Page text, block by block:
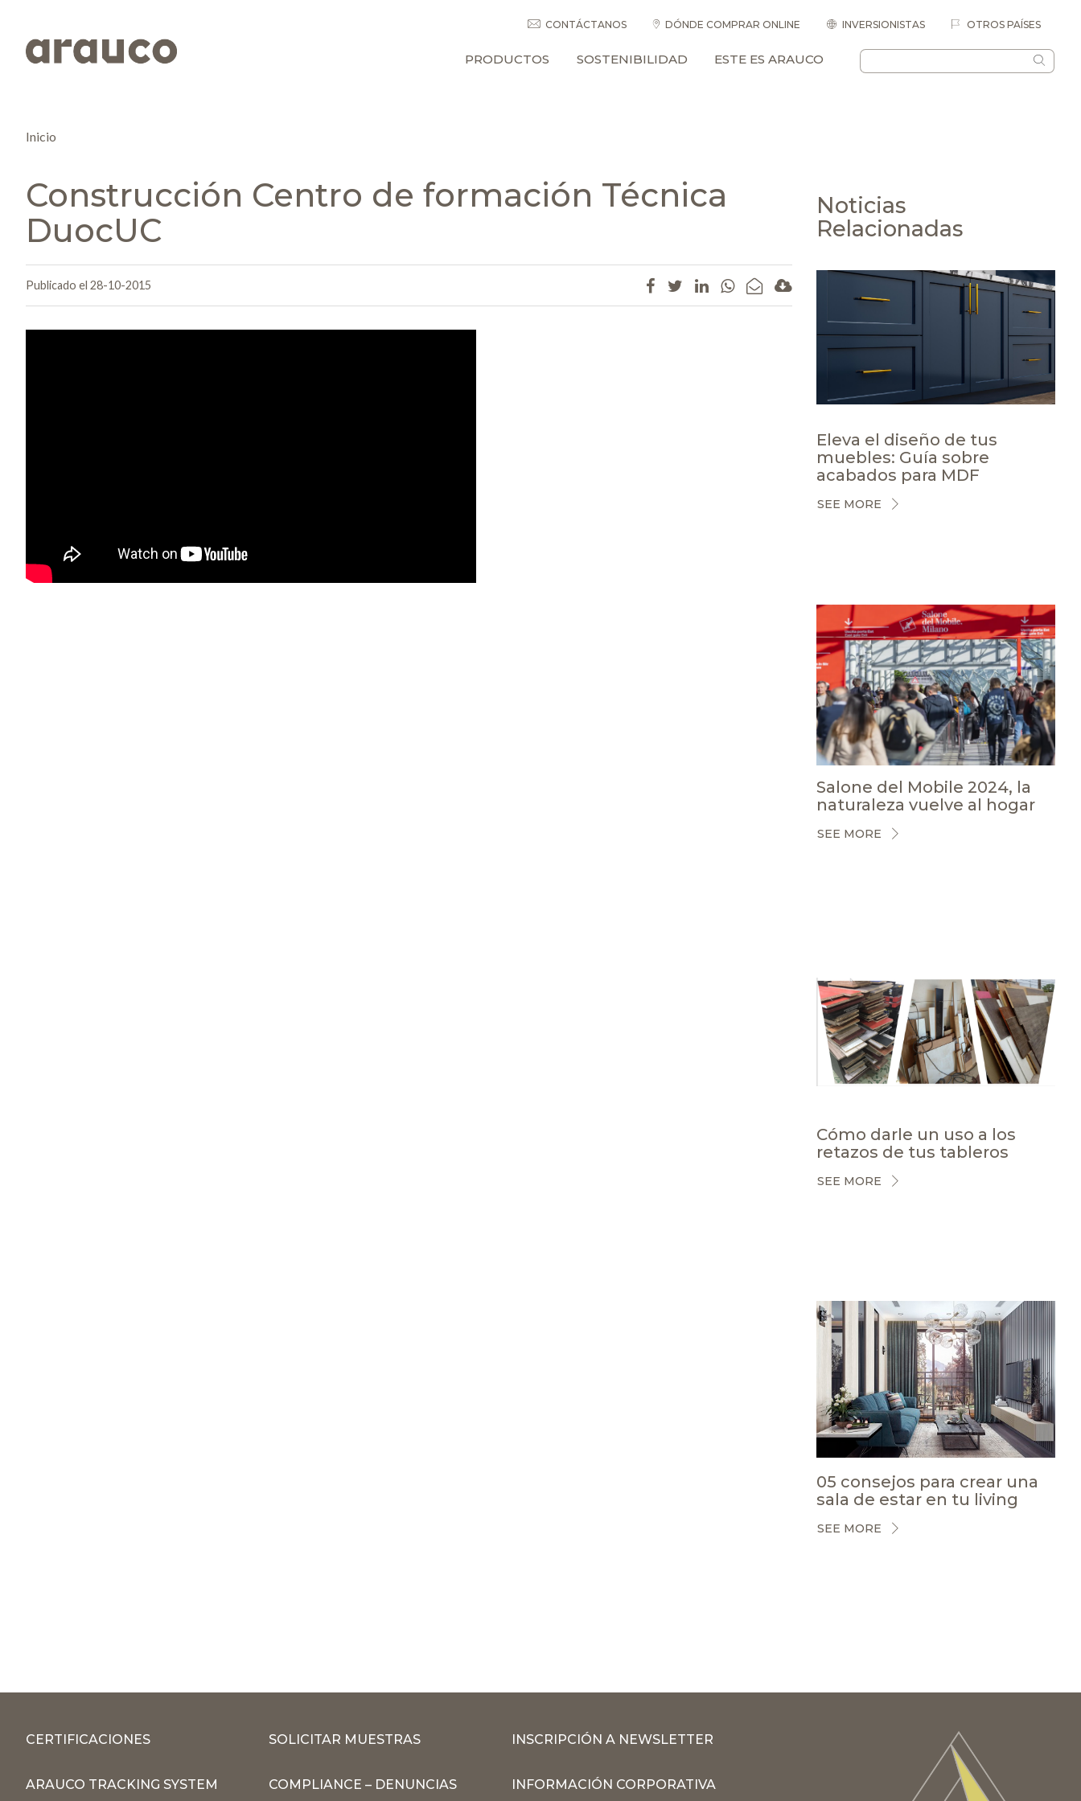
CONTÁCTANOS DÓNDE COMPRAR ONLINE INVERSIONISTAS OTROS PAÍSES
PRODUCTOS SOSTENIBILIDAD ESTE ES ARAUCO
Inicio
Construcción Centro de formación Técnica
DuocUC
Publicado el 28-10-2015
Noticias
Relacionadas
Eleva el diseño de tus
muebles: Guía sobre
acabados para MDF
SEE MORE
Salone del Mobile 2024, la
naturaleza vuelve al hogar
SEE MORE
Cómo darle un uso a los
retazos de tus tableros
SEE MORE
05 consejos para crear una
sala de estar en tu living
SEE MORE
CERTIFICACIONES SOLICITAR MUESTRAS INSCRIPCIÓN A NEWSLETTER
ARAUCO TRACKING SYSTEM COMPLIANCE – DENUNCIAS INFORMACIÓN CORPORATIVA